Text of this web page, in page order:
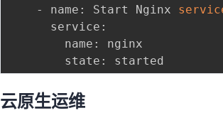
    - name: Start Nginx
      service:
        name: nginx
云原生运维